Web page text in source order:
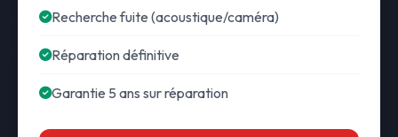
Recherche fuite (acoustique/caméra)
Réparation définitive
Garantie 5 ans sur réparation